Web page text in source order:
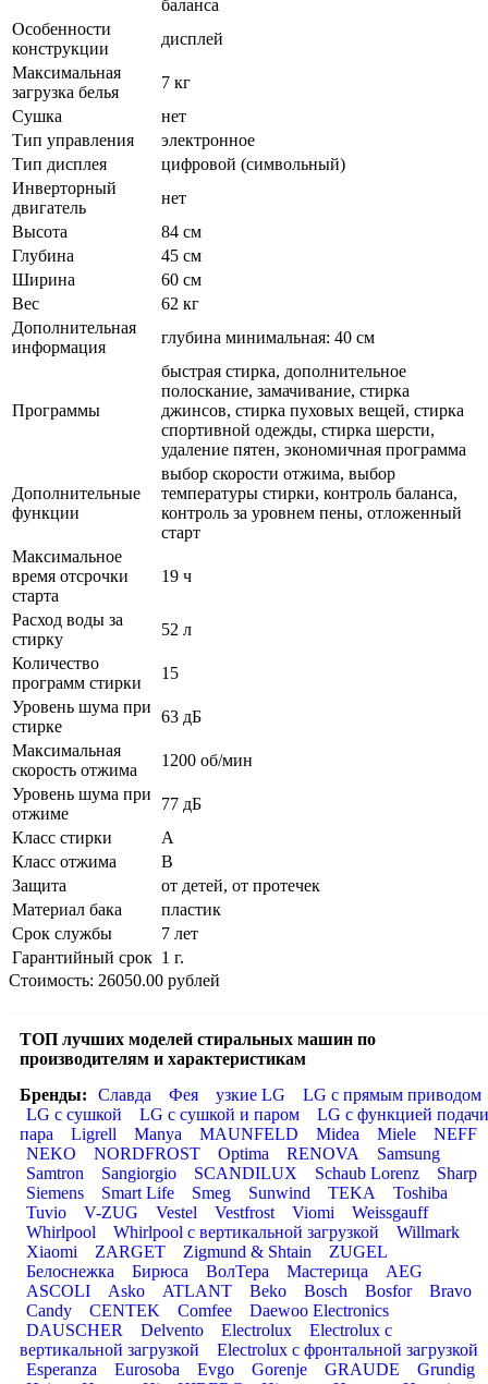
баланса
Особенности
конструкции
дисплей
Максимальная
загрузка белья
7 кг
Сушка
нет
Тип управления
электронное
Тип дисплея
цифровой (символьный)
Инверторный
двигатель
нет
Высота
84 см
Глубина
45 см
Ширина
60 см
Вес
62 кг
Дополнительная
информация
глубина минимальная: 40 см
Программы
быстрая стирка, дополнительное
полоскание, замачивание, стирка
джинсов, стирка пуховых вещей, стирка
спортивной одежды, стирка шерсти,
удаление пятен, экономичная программа
Дополнительные
функции
выбор скорости отжима, выбор
температуры стирки, контроль баланса,
контроль за уровнем пены, отложенный
старт
Максимальное
время отсрочки
старта
19 ч
Расход воды за
стирку
52 л
Количество
программ стирки
15
Уровень шума при
стирке
63 дБ
Максимальная
скорость отжима
1200 об/мин
Уровень шума при
отжиме
77 дБ
Класс стирки
A
Класс отжима
B
Защита
от детей, от протечек
Материал бака
пластик
Срок службы
7 лет
Гарантийный срок 1 г.
Стоимость: 26050.00 рублей
ТОП лучших моделей стиральных машин по
производителям и характеристикам
Бренды:
Славда Фея узкие LG
LG с прямым приводом
LG с сушкой
LG с сушкой и паром
LG с функцией подачи
пара
Ligrell Manya MAUNFELD Midea Miele
NEFF
NEKO
NORDFROST Optima RENOVA
Samsung
Samtron
Sangiorgio SCANDILUX Schaub Lorenz
Sharp
Siemens
Smart Life Smeg Sunwind TEKA
Toshiba
Tuvio
V-ZUG Vestel Vestfrost Viomi
Weissgauff
Whirlpool
Whirlpool с вертикальной загрузкой
Willmark
Xiaomi
ZARGET Zigmund & Shtain
ZUGEL
Белоснежка
Бирюса ВолТера Мастерица
AEG
ASCOLI
Asko ATLANT Beko Bosch Bosfor
Bravo
Candy
CENTEK Comfee
Daewoo Electronics
DAUSCHER
Delvento Electrolux
Electrolux с
вертикальной загрузкой
Electrolux с фронтальной загрузкой
Esperanza
Eurosoba Evgo Gorenje GRAUDE
Grundig